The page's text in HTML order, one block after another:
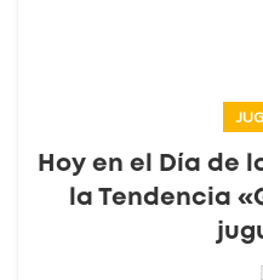
Hoy en el Día de
la Tendencia